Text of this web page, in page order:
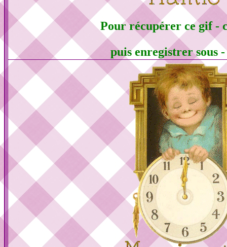
Pour récupérer ce gif -
puis enregistrer sous